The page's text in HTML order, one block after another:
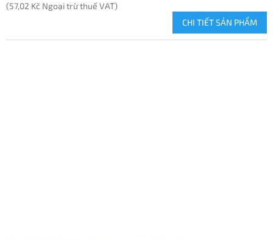
(57,02 Kč Ngoại trừ thuế VAT)
CHI TIẾT SẢN PHẨM